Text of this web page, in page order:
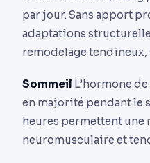
par jour. Sans apport
adaptations
remodelage tendineux,
Sommeil L’hormone
en majorité pendant le
heures permettent une
neuromusculaire et